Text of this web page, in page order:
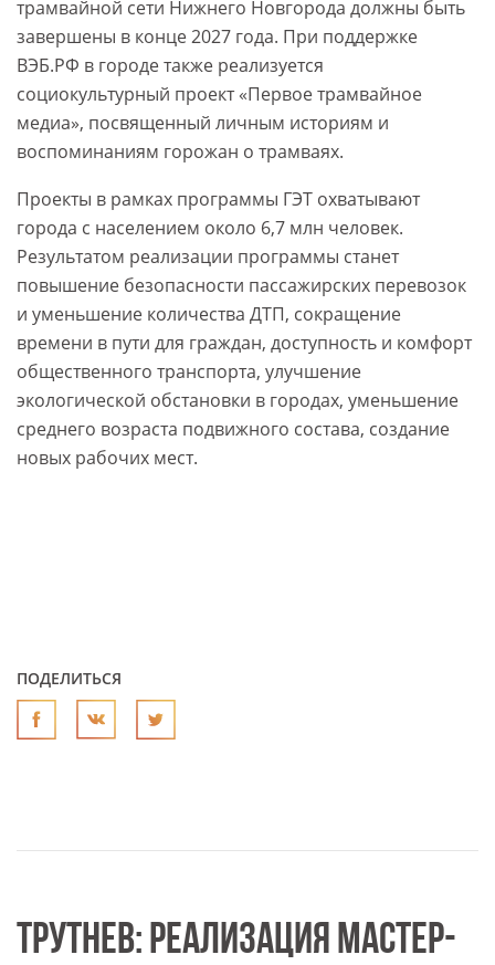
трамвайной сети Нижнего Новгорода должны быть
завершены в конце 2027 года. При поддержке
ВЭБ.РФ в городе также реализуется
социокультурный проект «Первое трамвайное
медиа», посвященный личным историям и
воспоминаниям горожан о трамваях.
Проекты в рамках программы ГЭТ охватывают
города с населением около 6,7 млн человек.
Результатом реализации программы станет
повышение безопасности пассажирских перевозок
и уменьшение количества ДТП, сокращение
времени в пути для граждан, доступность и комфорт
общественного транспорта, улучшение
экологической обстановки в городах, уменьшение
среднего возраста подвижного состава, создание
новых рабочих мест.
ПОДЕЛИТЬСЯ
ТРУТНЕВ: РЕАЛИЗАЦИЯ МАСТЕР-